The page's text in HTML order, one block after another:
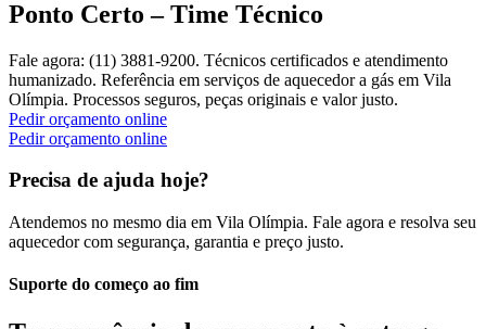
Ponto Certo – Time Técnico
Fale agora: (11) 3881-9200. Técnicos certificados e atendimento
humanizado. Referência em serviços de aquecedor a gás em Vila
Olímpia. Processos seguros, peças originais e valor justo.
Pedir orçamento online
Pedir orçamento online
Precisa de ajuda hoje?
Atendemos no mesmo dia em Vila Olímpia. Fale agora e resolva seu
aquecedor com segurança, garantia e preço justo.
Suporte do começo ao fim